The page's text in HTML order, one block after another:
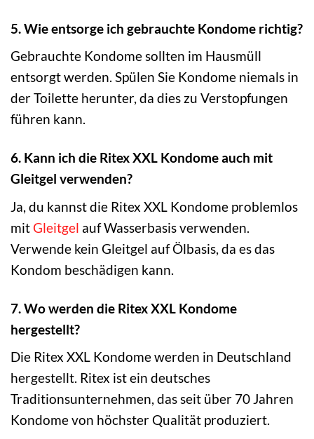
5. Wie entsorge ich gebrauchte Kondome richtig?
Gebrauchte Kondome sollten im Hausmüll
entsorgt werden. Spülen Sie Kondome niemals in
der Toilette herunter, da dies zu Verstopfungen
führen kann.
6. Kann ich die Ritex XXL Kondome auch mit
Gleitgel verwenden?
Ja, du kannst die Ritex XXL Kondome problemlos
mitGleitgel auf Wasserbasis verwenden.
Verwende kein Gleitgel auf Ölbasis, da es das
Kondom beschädigen kann.
7. Wo werden die Ritex XXL Kondome
hergestellt?
Die Ritex XXL Kondome werden in Deutschland
hergestellt. Ritex ist ein deutsches
Traditionsunternehmen, das seit über 70 Jahren
Kondome von höchster Qualität produziert.